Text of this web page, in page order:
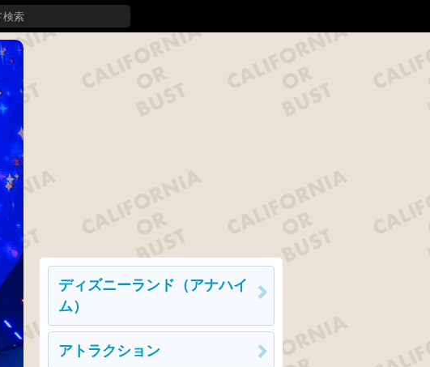
ディズニーランド（アナハイ
ム）
アトラクション